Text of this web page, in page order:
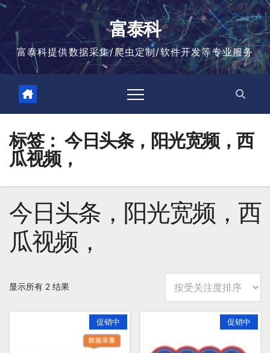
跳
富泰科
富泰科提供数据采集/爬虫定制/软件开发等专业服务
标签： 今日头条，阳光宽频，西
瓜视频，
今日头条，阳光宽频，西
瓜视频，
显示所有 2 结果按
促销中 促销中